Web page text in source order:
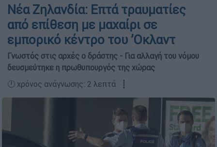
Νέα Ζηλανδία: Επτά τραυματίες
από επίθεση με μαχαίρι σε
εμπορικό κέντρο του ’Οκλαντ
Γνωστός στις αρχές ο δράστης - Για αλλαγή του νόμου
δευσμεύτηκε η πρωθυπουργός της χώρας
🕛 χρόνος ανάγνωσης: 2 λεπτά ┋